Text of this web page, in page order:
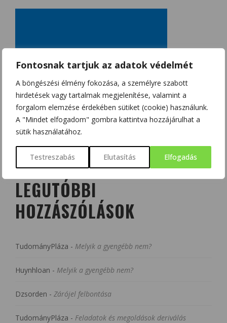
Fontosnak tartjuk az adatok védelmét
A böngészési élmény fokozása, a személyre szabott
hirdetések vagy tartalmak megjelenítése, valamint a
forgalom elemzése érdekében sütiket (cookie) használunk.
A "Mindet elfogadom" gombra kattintva hozzájárulhat a
sütik használatához.
Testreszabás Elutasítás Elfogadás
LEGUTÓBBI
HOZZÁSZÓLÁSOK
TudományPláza - Melyik a gyengébb nem?
Huynhloan - Melyik a gyengébb nem?
Dzsorden - Zárójel felbontása
TudományPláza - Feladatok és megoldások deriválás